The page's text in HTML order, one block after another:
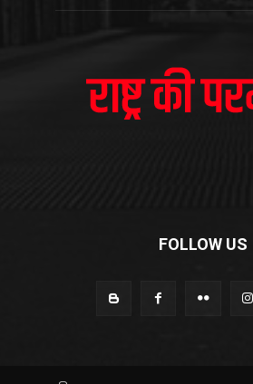
FOLLOW US